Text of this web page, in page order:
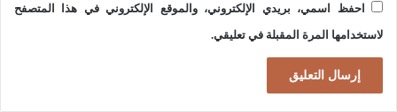
احفظ اسمي، بريدي الإلكتروني، والموقع الإلكتروني في هذا المتصفح
لاستخدامها المرة المقبلة في تعليقي.